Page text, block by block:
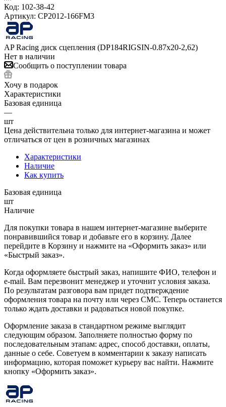
Код: 102-38-42
Артикул: CP2012-166FM3
AP Racing диск сцепления (DP184RIGSIN-0.87x20-2,62)
Нет в наличии
Сообщить о поступлении товара
Хочу в подарок
Характеристики
Базовая единица
—
шт
Цена действительна только для интернет-магазина и может
отличаться от цен в розничных магазинах
Характеристики
Наличие
Как купить
Базовая единица
шт
Наличие
Для покупки товара в нашем интернет-магазине выберите
понравившийся товар и добавьте его в корзину. Далее
перейдите в Корзину и нажмите на «Оформить заказ» или
«Быстрый заказ».
Когда оформляете быстрый заказ, напишите ФИО, телефон и
e-mail. Вам перезвонит менеджер и уточнит условия заказа.
По результатам разговора вам придет подтверждение
оформления товара на почту или через СМС. Теперь останется
только ждать доставки и радоваться новой покупке.
Оформление заказа в стандартном режиме выглядит
следующим образом. Заполняете полностью форму по
последовательным этапам: адрес, способ доставки, оплаты,
данные о себе. Советуем в комментарии к заказу написать
информацию, которая поможет курьеру вас найти. Нажмите
кнопку «Оформить заказ».